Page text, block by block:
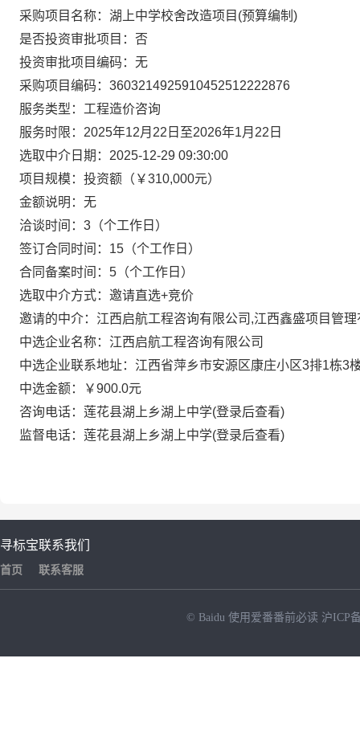
采购项目名称：湖上中学校舍改造项目(预算编制)
是否投资审批项目：否
投资审批项目编码：无
采购项目编码：3603214925910452512222876
服务类型：工程造价咨询
服务时限：2025年12月22日至2026年1月22日
选取中介日期：2025-12-29 09:30:00
项目规模：投资额（￥310,000元）
金额说明：无
洽谈时间：3（个工作日）
签订合同时间：15（个工作日）
合同备案时间：5（个工作日）
选取中介方式：邀请直选+竞价
邀请的中介：江西启航工程咨询有限公司,江西鑫盛项目管
中选企业名称：江西启航工程咨询有限公司
中选企业联系地址：江西省萍乡市安源区康庄小区3排1栋3
中选金额：￥900.0元
咨询电话：莲花县湖上乡湖上中学(登录后查看)
监督电话：莲花县湖上乡湖上中学(登录后查看)
寻标宝
首页
联系我们
联系客服
© Baidu 使用爱番番前必读 沪ICP